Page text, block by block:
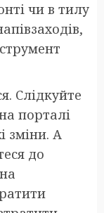
чи в тилу
Слідкуйте
порталі
зміни. А
до